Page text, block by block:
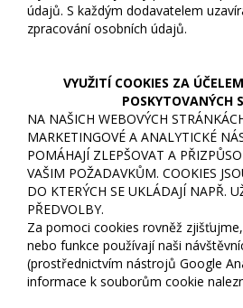
údajů. S každým dodavatelem
zpracování osobních údajů.
VYUŽITÍ COOKIES ZA
POSKYTOVANÝCH
NA NAŠICH WEBOVÝCH
MARKETINGOVÉ A ANALYTICKÉ
POMÁHAJÍ ZLEPŠOVAT A
VAŠIM POŽADAVKŮM. COOKIES
DO KTERÝCH SE UKLÁDAJÍ NAPŘ.
PŘEDVOLBY.
Za pomoci cookies rovněž
nebo funkce používají naši
(prostřednictvím nástrojů Google
informace k souborům cookie